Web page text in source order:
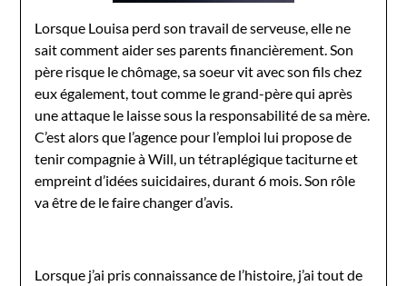
Lorsque Louisa perd son travail de serveuse, elle ne
sait comment aider ses parents financièrement. Son
père risque le chômage, sa soeur vit avec son fils chez
eux également, tout comme le grand-père qui après
une attaque le laisse sous la responsabilité de sa mère.
C’est alors que l’agence pour l’emploi lui propose de
tenir compagnie à Will, un tétraplégique taciturne et
empreint d’idées suicidaires, durant 6 mois. Son rôle
va être de le faire changer d’avis.
Lorsque j’ai pris connaissance de l’histoire, j’ai tout de